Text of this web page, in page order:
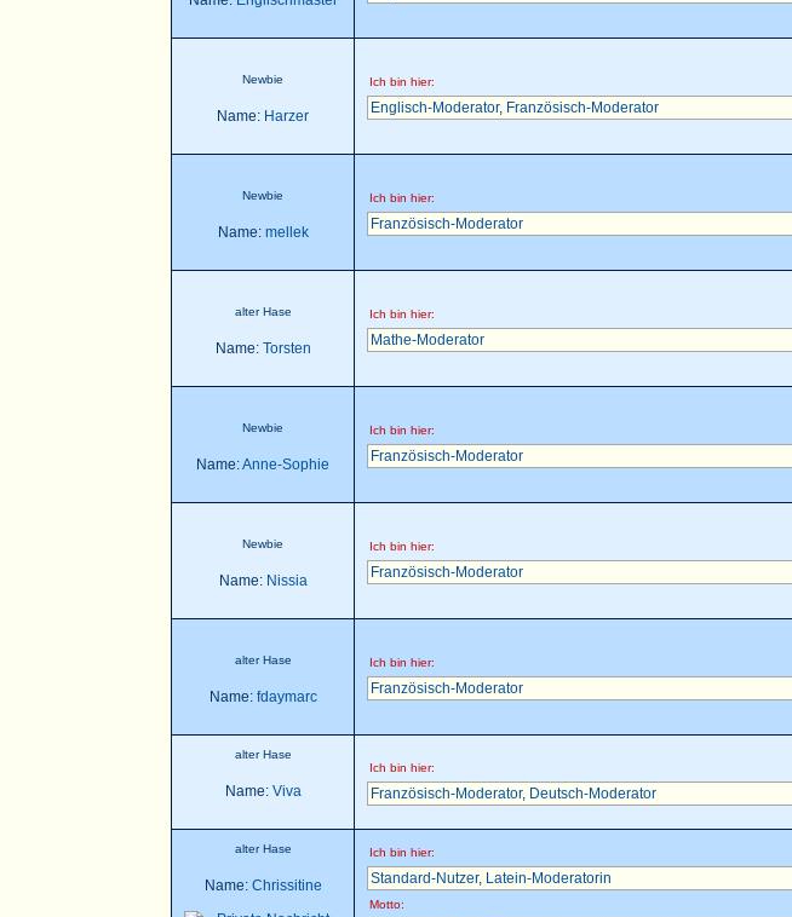
Newbie
Name: Harzer
Ich bin hier:
Englisch-Moderator, Französisch-Moderator
Newbie
Name: mellek
Ich bin hier:
Französisch-Moderator
alter Hase
Name: Torsten
Ich bin hier:
Mathe-Moderator
Newbie
Name:Anne-Sophie
Ich bin hier:
Französisch-Moderator
Newbie
Name: Nissia
Ich bin hier:
Französisch-Moderator
alter Hase
Name: fdaymarc
Ich bin hier:
Französisch-Moderator
alter Hase
Name: Viva
Ich bin hier:
Französisch-Moderator, Deutsch-Moderator
alter Hase
Name: Chrissitine
Ich bin hier:
Standard-Nutzer, Latein-Moderatorin
Motto: